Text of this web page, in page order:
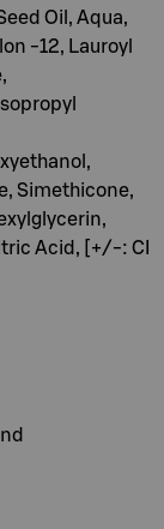
Oil, Aqua,
-12, Lauroyl
Simethicone,
Acid, [+/-: CI